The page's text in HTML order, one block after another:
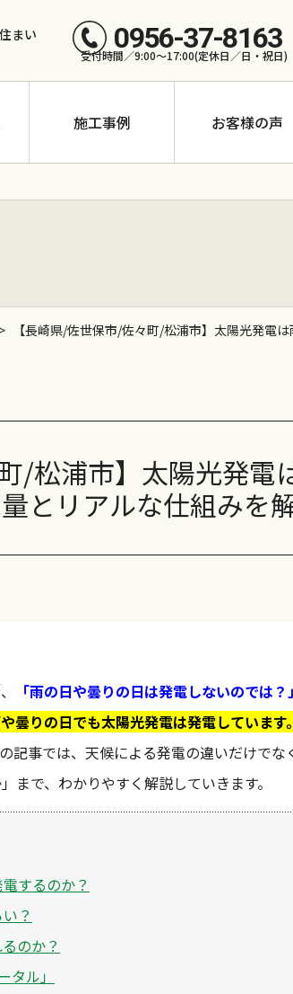
まい 0956-37-8163
受付時間／9:00～17:00(定休日／日・祝日)
長州産業
長州産業 ス
蓄電池 ニチ
施工事例 お客様の声
> 【長崎県/佐世保市/佐々町/松浦市】太陽光発電
/松浦市】太陽光発電
とリアルな仕組みを
「雨の日や曇りの日は発電しないのでは？」
曇りの日でも太陽光発電は発電しています。
記事では、天候による発電の違いだけで
まで、わかりやすく解説していきます。
するのか？
？
のか？
ル」